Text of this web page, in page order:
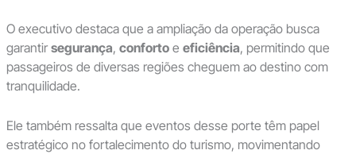
O executivo destaca que a ampliação da operação busca
garantir segurança, confortoe eficiência, permitindo que
passageiros de diversas regiões cheguem ao destino com
tranquilidade.
Ele também ressalta que eventos desse porte têm papel
estratégico no fortalecimento do turismo, movimentando